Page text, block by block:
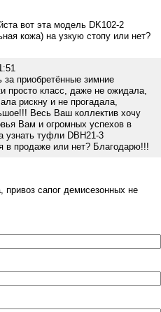
вот эта модель DK102-2
кожа) на узкую стопу или нет?
приобретённые зимние
просто класс, даже не ожидала,
рискну и не прогадала,
Весь Ваш коллектив хочу
Вам и огромных успехов в
узнать туфли DBH21-3
в продаже или нет? Благодарю!!!
сапог демисезонных не